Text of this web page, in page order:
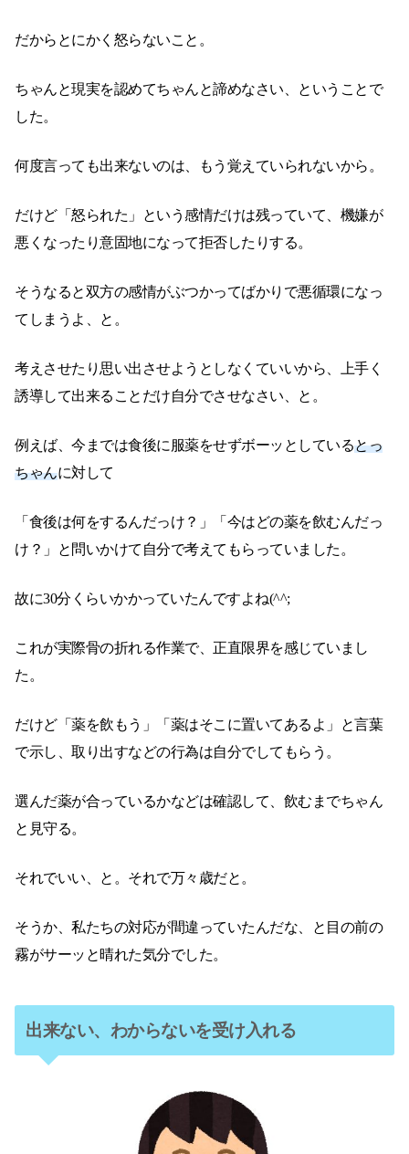
だからとにかく怒らないこと。
ちゃんと現実を認めてちゃんと諦めなさい、ということで
した。
何度言っても出来ないのは、もう覚えていられないから。
だけど「怒られた」という感情だけは残っていて、機嫌が
悪くなったり意固地になって拒否したりする。
そうなると双方の感情がぶつかってばかりで悪循環になっ
てしまうよ、と。
考えさせたり思い出させようとしなくていいから、上手く
誘導して出来ることだけ自分でさせなさい、と。
例えば、今までは食後に服薬をせずボーッとしているとっ
ちゃんに対して
「食後は何をするんだっけ？」「今はどの薬を飲むんだっ
け？」と問いかけて自分で考えてもらっていました。
故に30分くらいかかっていたんですよね(^^;
これが実際骨の折れる作業で、正直限界を感じていまし
た。
だけど「薬を飲もう」「薬はそこに置いてあるよ」と言葉
で示し、取り出すなどの行為は自分でしてもらう。
選んだ薬が合っているかなどは確認して、飲むまでちゃん
と見守る。
それでいい、と。それで万々歳だと。
そうか、私たちの対応が間違っていたんだな、と目の前の
霧がサーッと晴れた気分でした。
出来ない、わからないを受け入れる